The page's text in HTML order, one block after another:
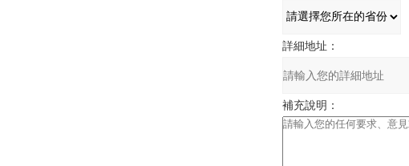
詳細地址：
補充說明：